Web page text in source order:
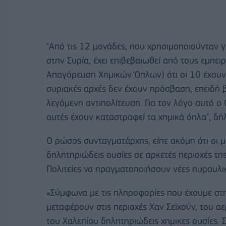
"Από τις 12 μονάδες, που
στην Συρία, έχει επιβεβαιωθεί από τους
Απαγόρευση Χημικών Όπλων) ότι οι 10 έχουν
συριακές αρχές δεν έχουν πρόσβαση, επειδή
λεγόμενη αντιπολίτευση. Για τον λόγο αυτό
αυτές έχουν καταστραφεί τα χημικά όπλα",
Ο ρώσος συνταγματάρχης, είπε ακόμη ότι οι
δηλητηριώδεις ουσίες σε αρκετές περιοχές
Πολιτείες να πραγματοποιήσουν νέες
«Σύμφωνα με τις πληροφορίες που έχουμε
μεταφέρουν στις περιοχές Χαν Σεϊχούν, του
του Χαλεπίου δηλητηριώδεις χημικες